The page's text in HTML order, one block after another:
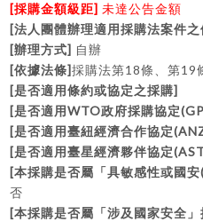
[採購金額級距] 未達公告金額
[法人團體辦理適用採購法案件之
[辦理方式] 自辦
[依據法條]採購法第18條、第19
[是否適用條約或協定之採購]
[是否適用WTO政府採購協定
[是否適用臺紐經濟合作協定
[是否適用臺星經濟夥伴協定
[本採購是否屬「具敏感性或國安
否
[本採購是否屬「涉及國家安全」